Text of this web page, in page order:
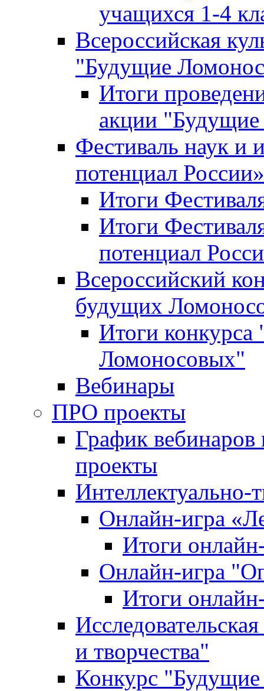
учащихся 1-4
Всероссийская
"Будущие
Итоги
акции
Фестиваль наук и
потенциал России»
Итоги
Итоги
потенциал
Всероссийский
будущих
Итоги
Ломоносовых"
Вебинары
ПРО проекты
График
проекты
Интеллектуально-
Онлайн-игра
Итоги
Онлайн-игра
Итоги
и творчества"
Конкурс